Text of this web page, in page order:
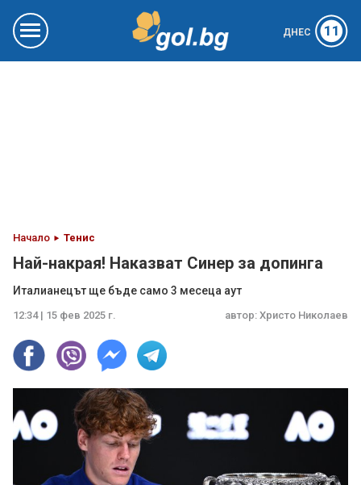
ДНЕС 11
Начало Тенис
Най-накрая! Наказват Синер за допинга
Италианецът ще бъде само 3 месеца аут
12:34 | 15 фев 2025 г. автор: Христо Николаев